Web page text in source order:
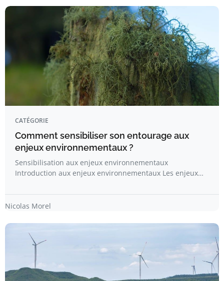
CATÉGORIE
Comment sensibiliser son entourage aux
enjeux environnementaux ?
Sensibilisation aux enjeux environnementaux
Introduction aux enjeux environnementaux Les enjeux…
Nicolas Morel